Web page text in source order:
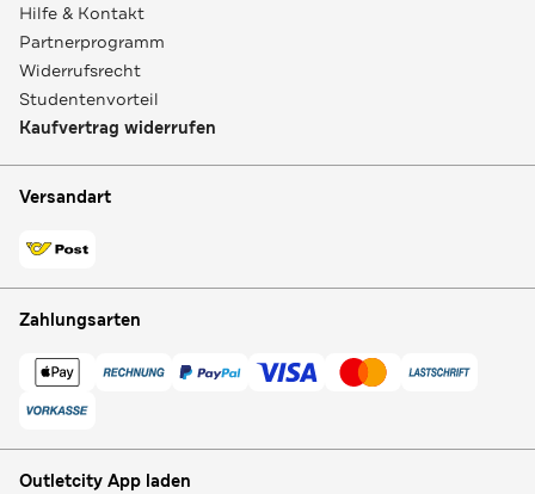
Hilfe & Kontakt
Partnerprogramm
Widerrufsrecht
Studentenvorteil
Kaufvertrag widerrufen
Versandart
Zahlungsarten
Outletcity App laden